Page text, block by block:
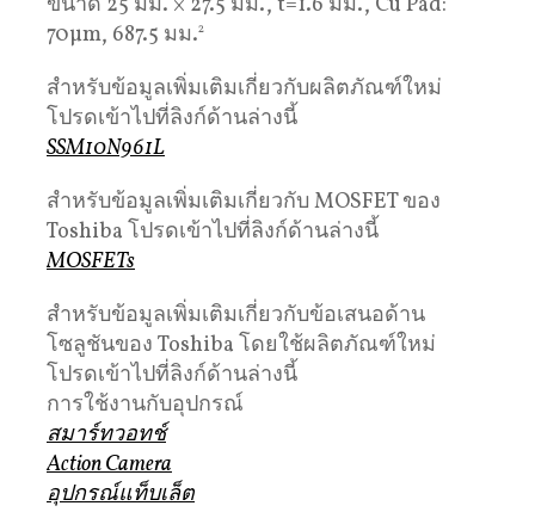
70µm, 687.5 มม.2
สำหรับข้อมูลเพิ่มเติมเกี่ยวกับผลิตภัณฑ์ใหม่
โปรดเข้าไปที่ลิงก์ด้านล่างนี้
SSM10N961L
สำหรับข้อมูลเพิ่มเติมเกี่ยวกับ MOSFET ของ
Toshiba โปรดเข้าไปที่ลิงก์ด้านล่างนี้
MOSFETs
สำหรับข้อมูลเพิ่มเติมเกี่ยวกับข้อเสนอด้าน
โซลูชันของ Toshiba โดยใช้ผลิตภัณฑ์ใหม่
โปรดเข้าไปที่ลิงก์ด้านล่างนี้
การใช้งานกับอุปกรณ์
สมาร์ทวอทช์
Action Camera
อุปกรณ์แท็บเล็ต